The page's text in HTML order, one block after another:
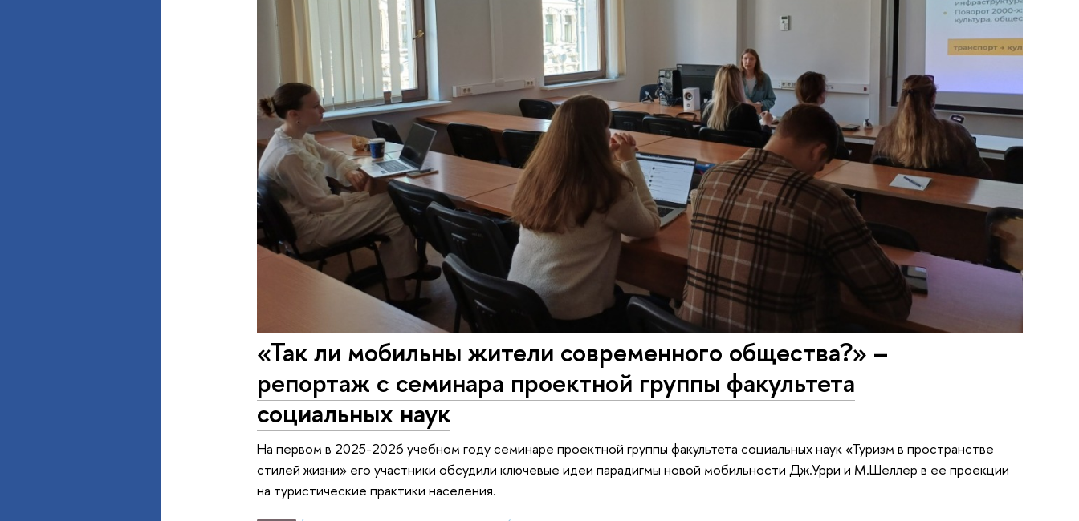
«Так ли мобильны жители современного общества?» –
репортаж с семинара проектной группы факультета
социальных наук
На первом в 2025-2026 учебном году семинаре проектной группы факультета социальных наук «Туризм в пространстве
стилей жизни» его участники обсудили ключевые идеи парадигмы новой мобильности Дж.Урри и М.Шеллер в ее проекции
на туристические практики населения.